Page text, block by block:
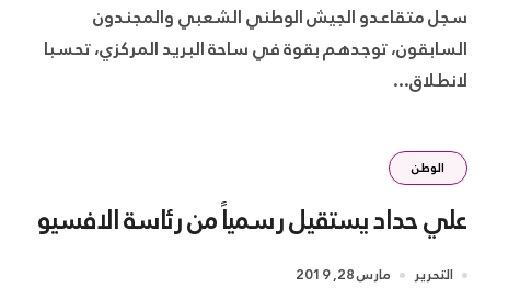
سجل متقاعدو الجيش الوطني الشعبي والمجندون
السابقون، توجدهم بقوة في ساحة البريد المركزي، تحسبا
لانطلاق...
الوطن
علي حداد يستقيل رسمياً من رئاسة الافسيو
التحرير مارس 28, 2019